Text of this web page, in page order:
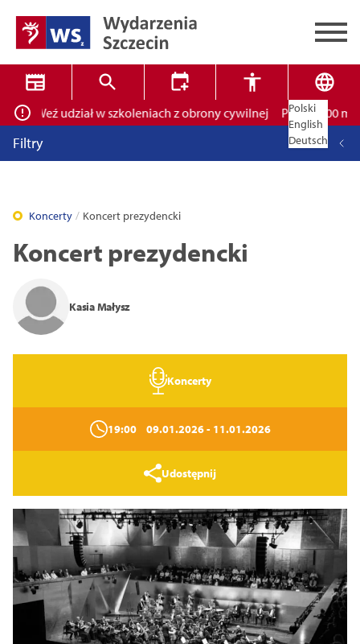
Wyszukiwarka ✕
Tryb wysokiego kontrastu
14
Polski
English
Deutsch
Weź udział w szkoleniach z obrony cywilnej Ponad 400
Filtry
Koncerty Koncert prezydencki
Koncert prezydencki
Kasia Małysz
Koncerty
19:00 09.01.2026- 11.01.2026
Udostępnij